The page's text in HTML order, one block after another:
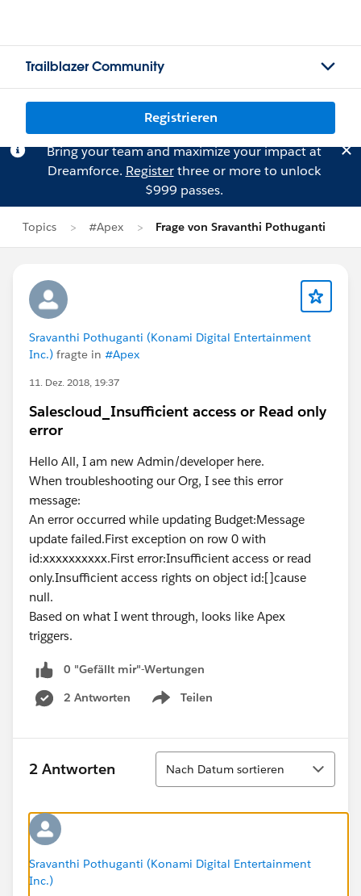
Trailblazer Community
Registrieren
Bring your team and maximize your impact at
Dreamforce. Registerthree or more to unlock
$999 passes.
Topics #Apex Frage von Sravanthi Pothuganti
Sravanthi Pothuganti (Konami Digital Entertainment
Inc.) fragte in #Apex
11. Dez. 2018, 19:37
Salescloud_Insufficient access or Read only
error
Hello All, I am new Admin/developer here.
When troubleshooting our Org, I see this error
message:
An error occurred while updating Budget:Message
update failed.First exception on row 0 with
id:xxxxxxxxxx.First error:Insufficient access or read
only.Insufficient access rights on object id:[]cause
null.
Based on what I went through, looks like Apex
triggers.
0 "Gefällt mir"-Wertungen
2 Antworten
Teilen
Show menu
2 Antworten
Sortieren
Nach Datum sortieren
Sravanthi Pothuganti (Konami Digital Entertainment
Inc.)